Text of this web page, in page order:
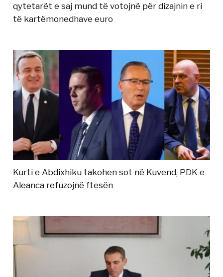
qytetarët e saj mund të votojnë për dizajnin e ri
të kartëmonedhave euro
Kurti e Abdixhiku takohen sot në Kuvend, PDK e
Aleanca refuzojnë ftesën